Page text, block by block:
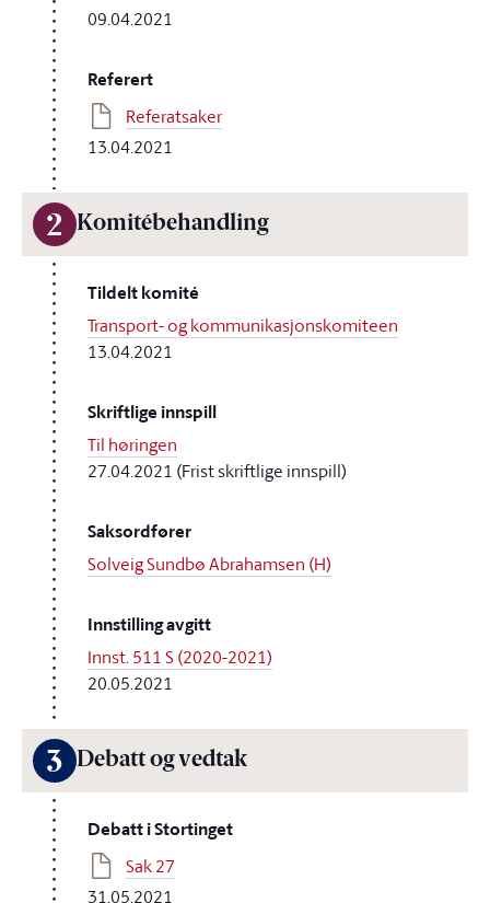
09.04.2021
Referert
Referatsaker
13.04.2021
2 Komitébehandling
Tildelt komité
Transport- og kommunikasjonskomiteen
13.04.2021
Skriftlige innspill
Til høringen
27.04.2021 (Frist skriftlige innspill)
Saksordfører
Solveig Sundbø Abrahamsen (H)
Innstilling avgitt
Innst. 511 S (2020-2021)
20.05.2021
3 Debatt og vedtak
Debatt i Stortinget
Sak 27
31.05.2021